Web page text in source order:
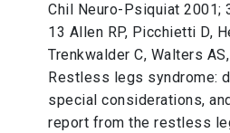
Chil Neuro-Psiquiat 2001;
13 Allen RP, Picchietti D,
Trenkwalder C, Walters
Restless legs syndrome:
special considerations,
report from the restless